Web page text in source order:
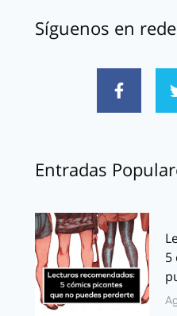
Síguenos en
Entradas
5